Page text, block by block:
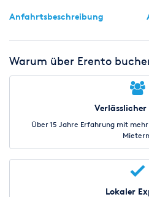
Anfahrtsbeschreibung
Warum über Erento
Über 15 Jahre Erfahrung mit
Lokaler